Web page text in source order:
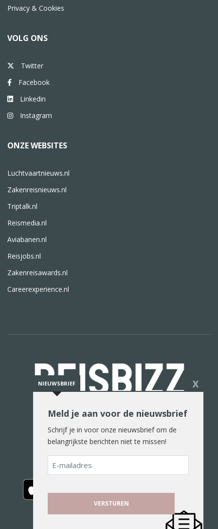
Privacy & Cookies
VOLG ONS
Twitter
Facebook
Linkedin
Instagram
ONZE WEBSITES
Luchtvaartnieuws.nl
Zakenreisnieuws.nl
Triptalk.nl
Reismedia.nl
Aviabanen.nl
Reisjobs.nl
Zakenreisawards.nl
Careerexperience.nl
De reiswereld in woord en beeld
NIEUWSBRIEF X
Meld je aan voor de nieuwsbrief
Schrijf je in voor onze nieuwsbrief om de
belangrijkste berichten niet te missen!
E-
mailadres